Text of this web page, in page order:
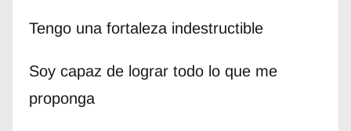
Tengo una fortaleza indestructible
Soy capaz de lograr todo lo que me
proponga